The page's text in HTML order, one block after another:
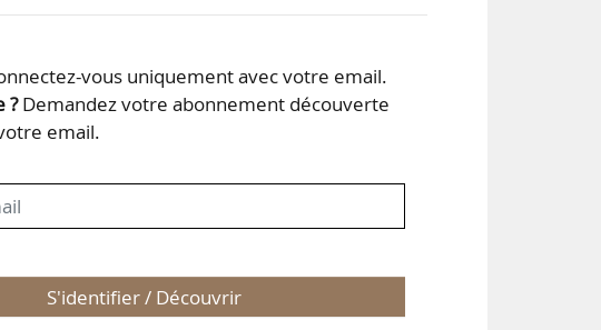
de la PPL
17/02/2026,
vous uniquement avec votre email.
?Demandez votre abonnement découverte
email.
S'identifier / Découvrir